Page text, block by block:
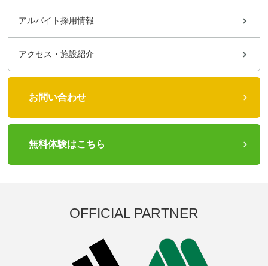
アルバイト採用情報
アクセス・施設紹介
お問い合わせ
無料体験はこちら
OFFICIAL PARTNER